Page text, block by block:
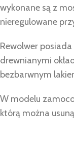
wykonane są z
nieregulowane
Rewolwer
drewnianymi
bezbarwnym
W modelu
którą można